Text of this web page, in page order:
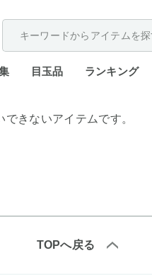
目玉品 ランキング
きないアイテムです。
TOPへ戻る